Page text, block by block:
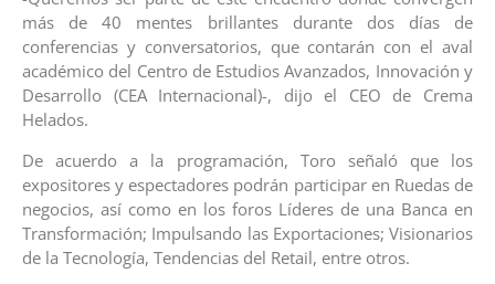
más de 40 mentes brillantes durante dos días de
conferencias y conversatorios, que contarán con el aval
académico del Centro de Estudios Avanzados, Innovación y
Desarrollo (CEA Internacional)-, dijo el CEO de Crema
Helados.
De acuerdo a la programación, Toro señaló que los
expositores y espectadores podrán participar en Ruedas de
negocios, así como en los foros Líderes de una Banca en
Transformación; Impulsando las Exportaciones; Visionarios
de la Tecnología, Tendencias del Retail, entre otros.